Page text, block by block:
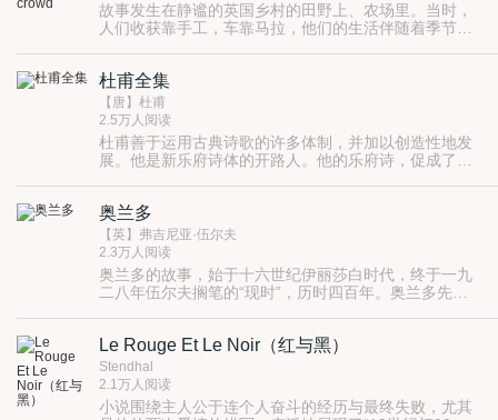
故事发生在静谧的英国乡村的田野上、农场里。当时，
人们收获靠手工，车靠马拉，他们的生活伴随着季节的
来，循环往复，爱却一如既往，猛烈地、不可阻挡地燃
烧着。 美丽的芭丝谢芭·伊芙丁自己拥有农场，没有必
要嫁人。但是，她无法永远阻挡爱情。那位牧人盖伯瑞
尔·奥克，他对芭丝谢芭的爱沉默而又稳定持久；那位农
场主伯德伍德，他人至中年，严肃庄重，从未尝过爱情
滋味；那位托伊中士，他红色戎装，英俊年轻…… 芭丝
谢芭虽然自信、独立，但是，爱的猛烈、爱的激情，她
要学的东西还很多很多。
杜甫全集
【唐】杜甫
2.5万人阅读
杜甫善于运用古典诗歌的许多体制，并加以创造性地发
展。他是新乐府诗体的开路人。他的乐府诗，促成了中
国诗歌艺术的高度成就。
奥兰多
【英】弗吉尼亚·伍尔夫
2.3万人阅读
奥兰多的故事，始于十六世纪伊丽莎白时代，终于一九
二八年伍尔夫搁笔的“现时”，历时四百年。奥兰多先是
位俄罗斯公主，坠入情网，结果是失恋亦失宠，隐居乡
间大宅。
Le Rouge Et Le Noir（红与黑）
Stendhal
2.1万人阅读
小说围绕主人公于连个人奋斗的经历与最终失败，尤其